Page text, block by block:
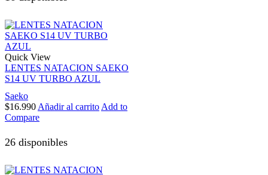
Quick View
LENTES NATACION SAEKO
S14 UV TURBO AZUL
Saeko
$16.990 Añadir al carrito Add to
Compare
26 disponibles